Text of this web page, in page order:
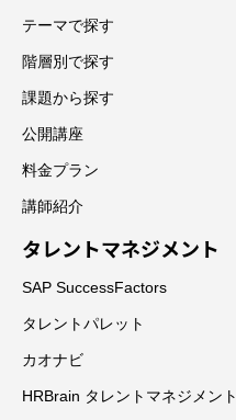
テーマで探す
階層別で探す
課題から探す
公開講座
料金プラン
講師紹介
タレントマネジメント
SAP SuccessFactors
タレントパレット
カオナビ
HRBrain タレントマネジメント